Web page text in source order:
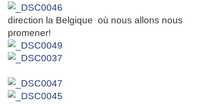
direction la Belgique où nous allons nous
promener!